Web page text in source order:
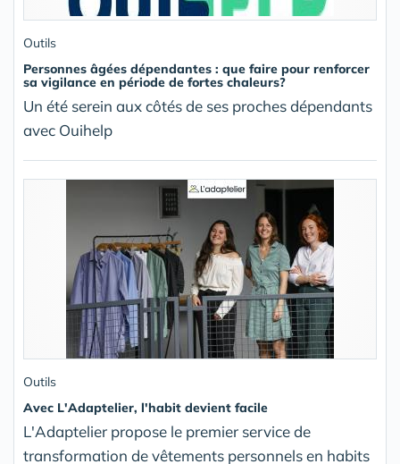
Outils
Personnes âgées dépendantes : que faire pour renforcer
sa vigilance en période de fortes chaleurs?
Un été serein aux côtés de ses proches dépendants
avec Ouihelp
Outils
Avec L'Adaptelier, l'habit devient facile
L'Adaptelier propose le premier service de
transformation de vêtements personnels en habits